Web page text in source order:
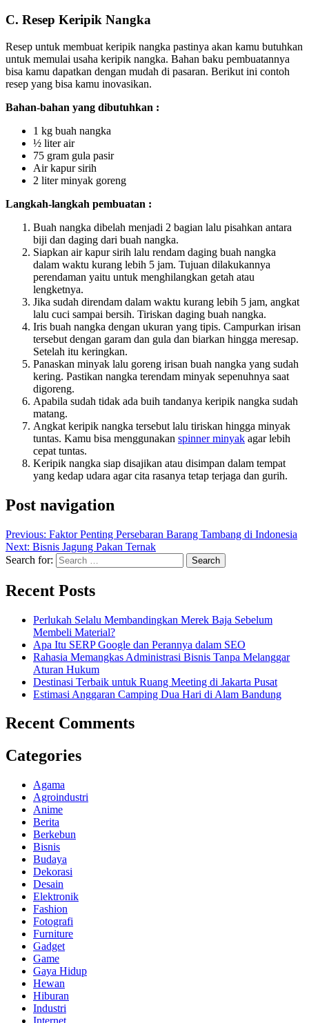
C. Resep Keripik Nangka
Resep untuk membuat keripik nangka pastinya akan kamu butuhkan
untuk memulai usaha keripik nangka. Bahan baku pembuatannya
bisa kamu dapatkan dengan mudah di pasaran. Berikut ini contoh
resep yang bisa kamu inovasikan.
Bahan-bahan yang dibutuhkan :
1 kg buah nangka
½ liter air
75 gram gula pasir
Air kapur sirih
2 liter minyak goreng
Langkah-langkah pembuatan :
Buah nangka dibelah menjadi 2 bagian lalu pisahkan antara
biji dan daging dari buah nangka.
Siapkan air kapur sirih lalu rendam daging buah nangka
dalam waktu kurang lebih 5 jam. Tujuan dilakukannya
perendaman yaitu untuk menghilangkan getah atau
lengketnya.
Jika sudah direndam dalam waktu kurang lebih 5 jam, angkat
lalu cuci sampai bersih. Tiriskan daging buah nangka.
Iris buah nangka dengan ukuran yang tipis. Campurkan irisan
tersebut dengan garam dan gula dan biarkan hingga meresap.
Setelah itu keringkan.
Panaskan minyak lalu goreng irisan buah nangka yang sudah
kering. Pastikan nangka terendam minyak sepenuhnya saat
digoreng.
Apabila sudah tidak ada buih tandanya keripik nangka sudah
matang.
Angkat keripik nangka tersebut lalu tiriskan hingga minyak
tuntas. Kamu bisa menggunakan spinner minyak agar lebih
cepat tuntas.
Keripik nangka siap disajikan atau disimpan dalam tempat
yang kedap udara agar cita rasanya tetap terjaga dan gurih.
Post navigation
Previous: Faktor Penting Persebaran Barang Tambang di Indonesia
Next: Bisnis Jagung Pakan Ternak
Search for:
Recent Posts
Perlukah Selalu Membandingkan Merek Baja Sebelum
Membeli Material?
Apa Itu SERP Google dan Perannya dalam SEO
Rahasia Memangkas Administrasi Bisnis Tanpa Melanggar
Aturan Hukum
Destinasi Terbaik untuk Ruang Meeting di Jakarta Pusat
Estimasi Anggaran Camping Dua Hari di Alam Bandung
Recent Comments
Categories
Agama
Agroindustri
Anime
Berita
Berkebun
Bisnis
Budaya
Dekorasi
Desain
Elektronik
Fashion
Fotografi
Furniture
Gadget
Game
Gaya Hidup
Hewan
Hiburan
Industri